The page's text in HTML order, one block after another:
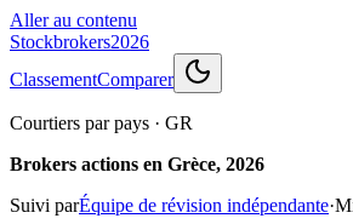
Aller au contenu
Stockbrokers2026
ClassementComparer
Courtiers par pays · GR
Brokers actions en Grèce, 2026
Suivi parÉquipe de révision indépendante·